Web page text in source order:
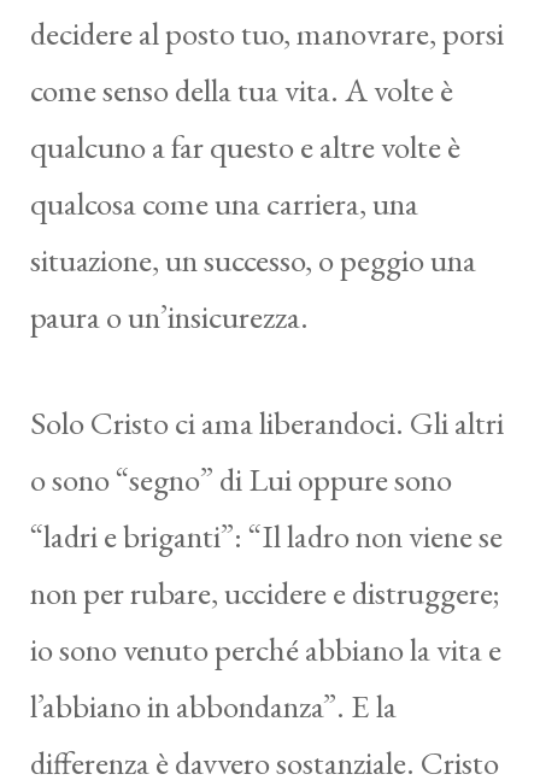
decidere al posto tuo, manovrare, porsi
come senso della tua vita. A volte è
qualcuno a far questo e altre volte è
qualcosa come una carriera, una
situazione, un successo, o peggio una
paura o un’insicurezza.
Solo Cristo ci ama liberandoci. Gli altri
o sono “segno” di Lui oppure sono
“ladri e briganti”: “Il ladro non viene se
non per rubare, uccidere e distruggere;
io sono venuto perché abbiano la vita e
l’abbiano in abbondanza”. E la
differenza è davvero sostanziale. Cristo